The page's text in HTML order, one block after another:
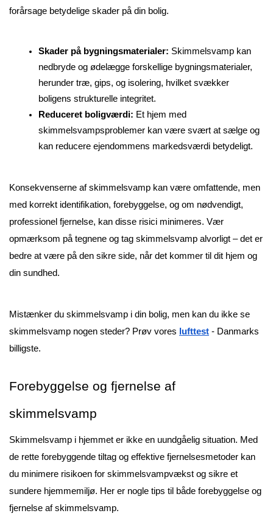
forårsage betydelige skader på din bolig.
Skader på bygningsmaterialer: Skimmelsvamp kan
nedbryde og ødelægge forskellige bygningsmaterialer,
herunder træ, gips, og isolering, hvilket svækker
boligens strukturelle integritet.
Reduceret boligværdi: Et hjem med
skimmelsvampsproblemer kan være svært at sælge og
kan reducere ejendommens markedsværdi betydeligt.
Konsekvenserne af skimmelsvamp kan være omfattende, men
med korrekt identifikation, forebyggelse, og om nødvendigt,
professionel fjernelse, kan disse risici minimeres. Vær
opmærksom på tegnene og tag skimmelsvamp alvorligt – det er
bedre at være på den sikre side, når det kommer til dit hjem og
din sundhed.
Mistænker du skimmelsvamp i din bolig, men kan du ikke se
skimmelsvamp nogen steder? Prøv vores
lufttest - Danmarks
billigste.
Forebyggelse og fjernelse af
skimmelsvamp
Skimmelsvamp i hjemmet er ikke en uundgåelig situation. Med
de rette forebyggende tiltag og effektive fjernelsesmetoder kan
du minimere risikoen for skimmelsvampvækst og sikre et
sundere hjemmemiljø. Her er nogle tips til både forebyggelse og
fjernelse af skimmelsvamp.